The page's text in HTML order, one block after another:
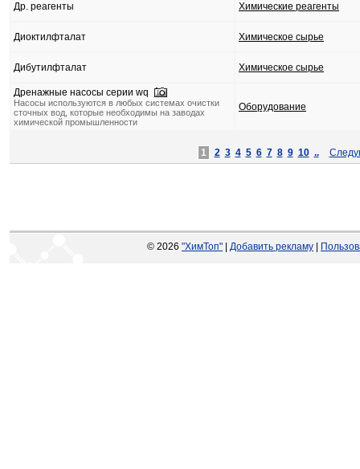
Др. реагенты Химические реагенты
Диоктилфталат Химическое сырье
Дибутилфталат Химическое сырье
Дренажные насосы серии wq
Насосы используются в любых системах очистки
сточных вод, которые необходимы на заводах
химической промышленности
Оборудование
1 2 3 4 5 6 7 8 9 10 ..
© 2026 "ХимТоп" Добавить рекламу